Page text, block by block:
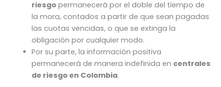
riesgopermanecerá por el doble del tiempo de
la mora, contados a partir de que sean pagadas
las cuotas vencidas, o que se extinga la
obligación por cualquier modo.
Por su parte, la información positiva
permanecerá de manera indefinida en centrales
de riesgo en Colombia.